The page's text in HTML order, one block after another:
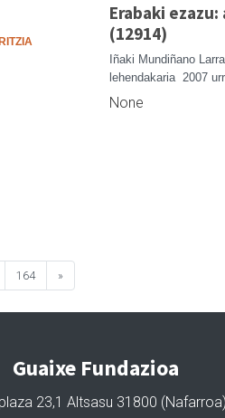
Erabaki
(12914)
Iñaki Mundiñano
lehendakaria 2007
None
164 »
Guaixe Fundazioa
23,1 Altsasu 31800 (Nafarroa)